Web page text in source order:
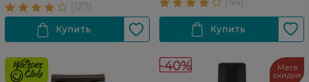
-40% Мега
скидки